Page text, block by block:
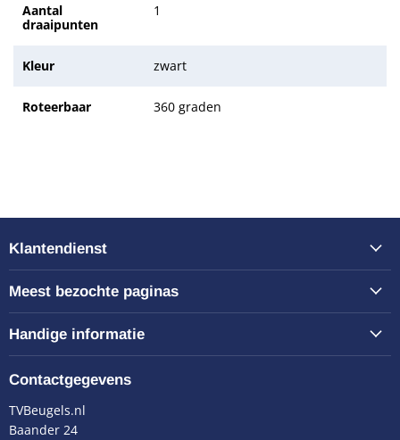
Aantal
draaipunten
1
Kleur zwart
Roteerbaar 360 graden
Klantendienst
Meest bezochte paginas
Handige informatie
Contactgegevens
TVBeugels.nl
Baander 24